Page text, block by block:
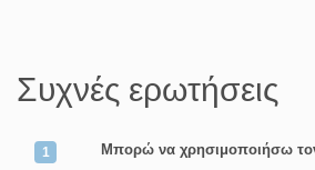
Συχνές ερωτήσεις
Μπορώ να χρησιμοποιήσω